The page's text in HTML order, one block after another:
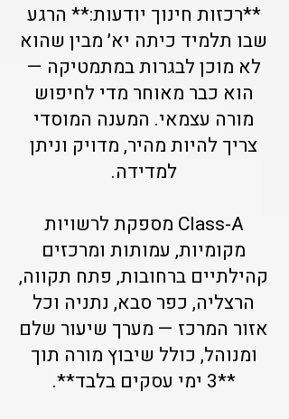
**רכזות חינוך יודעות:** הרגע
שבו תלמיד כיתה יא׳ מבין שהוא
לא מוכן לבגרות במתמטיקה —
הוא כבר מאוחר מדי לחיפוש
מורה עצמאי. המענה המוסדי
צריך להיות מהיר, מדויק וניתן
למדידה.
Class-A מספקת לרשויות
מקומיות, עמותות ומרכזים
קהילתיים ברחובות, פתח תקווה,
הרצליה, כפר סבא, נתניה וכל
אזור המרכז — מערך שיעור שלם
ומנוהל, כולל שיבוץ מורה תוך
**3 ימי עסקים בלבד**.